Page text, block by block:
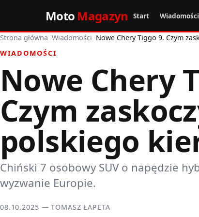
Moto Magazyn Start Wiadomości
Strona główna ›Wiadomości ›Nowe Chery Tiggo 9. Czym
WIADOMOŚCI
Nowe Chery
Czym
polskiego
Chiński 7 osobowy SUV o napędzie
wyzwanie Europie.
08.10.2025 — TOMASZ ŁAPETA